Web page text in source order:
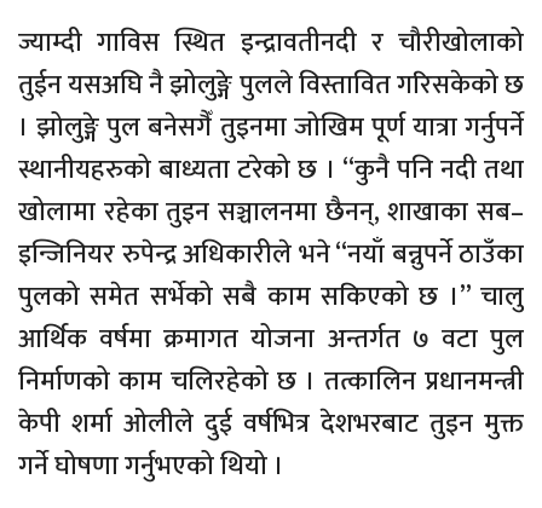
ज्याम्दी गाविस स्थित इन्द्रावतीनदी र चौरीखोलाको
तुईन यसअघि नै झोलुङ्गे पुलले विस्तावित गरिसकेको छ
। झोलुङ्गे पुल बनेसगैँ तुइनमा जोखिम पूर्ण यात्रा गर्नुपर्ने
स्थानीयहरुको बाध्यता टरेको छ । “कुनै पनि नदी तथा
खोलामा रहेका तुइन सञ्चालनमा छैनन्, शाखाका सब–
इन्जिनियर रुपेन्द्र अधिकारीले भने “नयाँ बन्नुपर्ने ठाउँका
पुलको समेत सर्भेको सबै काम सकिएको छ ।” चालु
आर्थिक वर्षमा क्रमागत योजना अन्तर्गत ७ वटा पुल
निर्माणको काम चलिरहेको छ । तत्कालिन प्रधानमन्त्री
केपी शर्मा ओलीले दुई वर्षभित्र देशभरबाट तुइन मुक्त
गर्ने घोषणा गर्नुभएको थियो ।